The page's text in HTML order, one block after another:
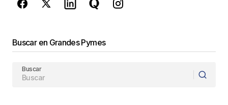
Buscar en Grandes Pymes
Buscar